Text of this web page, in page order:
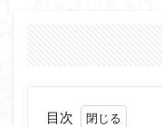
目次